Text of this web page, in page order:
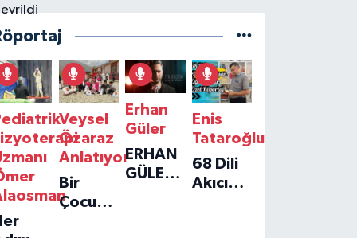
Veysel
Özaraz
Anlatıyor
Bir
Çocuğun
Erhan
Güler
ERHAN
GÜLER'IN
Enis
Tataroğlu
68 Dili
Akıcı